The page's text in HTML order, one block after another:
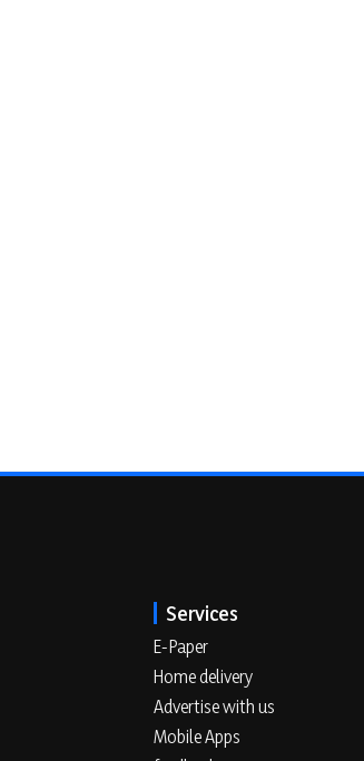
Services
E-Paper
Home delivery
Advertise with us
Mobile Apps